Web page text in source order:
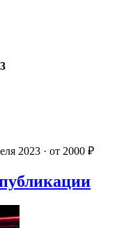
2023 · от 2000 ₽